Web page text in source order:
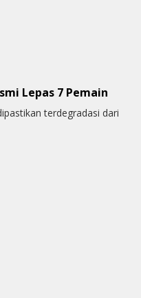
Lepas 7 Pemain
terdegradasi dari